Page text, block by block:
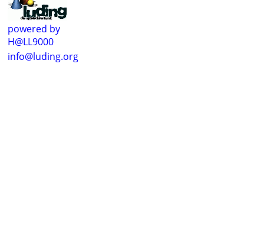
powered by
H@LL9000
info@luding.org